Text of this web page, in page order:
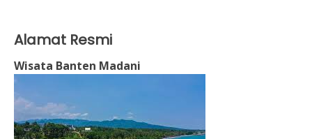
Alamat Resmi
Wisata Banten Madani